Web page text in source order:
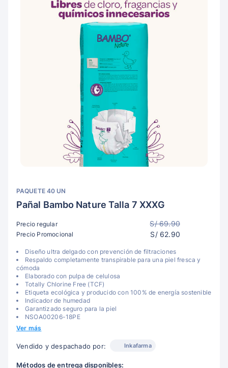
PAQUETE 40 UN
Pañal Bambo Nature Talla 7 XXXG
Precio regular S/ 69.90
Precio Promocional S/ 62.90
Diseño ultra delgado con prevención de filtraciones
Respaldo completamente transpirable para una piel fresca y
cómoda
Elaborado con pulpa de celulosa
Totally Chlorine Free (TCF)
Etiqueta ecológica y producido con 100% de energía sostenible
Indicador de humedad
Garantizado seguro para la piel
NSOA00206-18PE
Ver más
Vendido y despachado por: Inkafarma
Métodos de entrega disponibles: